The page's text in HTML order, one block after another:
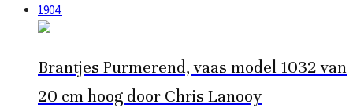
Brantjes Purmerend, vaas model 1032 van
20 cm hoog door Chris Lanooy